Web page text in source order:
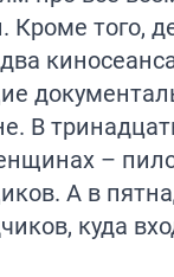
Кроме того,
В
–
А в
куда